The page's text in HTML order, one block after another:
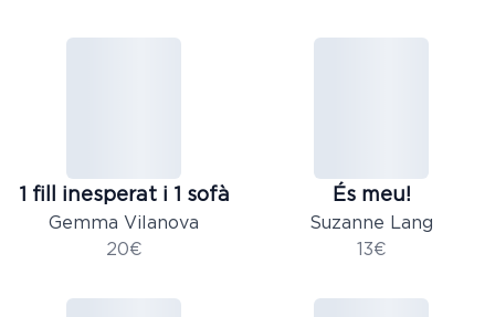
1 fill inesperat i 1 sofà
Gemma Vilanova
20€
És meu!
Suzanne Lang
13€